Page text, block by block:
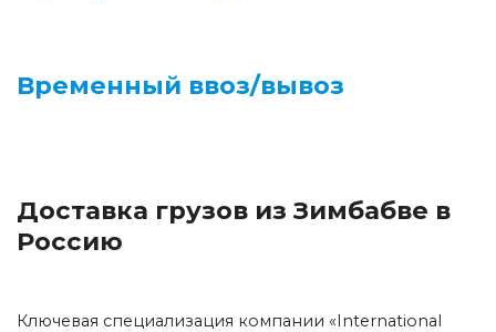
Временный ввоз/вывоз
Доставка грузов из Зимбабве в
Россию
Ключевая специализация компании «International